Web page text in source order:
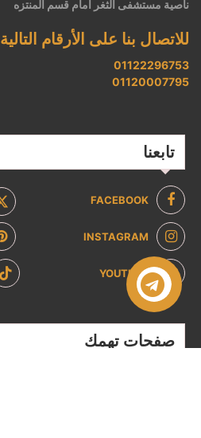
ناصية مستشفى الثغر أمام قسم المنتزه
للاتصال بنا على الأرقام التالية
01122296753
01120007795
تابعنا
FACEBOOK
INSTAGRAM
YOUTUBE
صفحات تهمك